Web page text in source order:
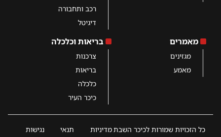
רכב ותחבורה
דיגיטל
מאמרים
מגזינים
מאמע
בריאות וכלכלה
צרכנות
בריאות
כלכלה
כיכר העיר
כל הזכויות שמורות לכיכר השבתמדיניות
תנאי
נגישות